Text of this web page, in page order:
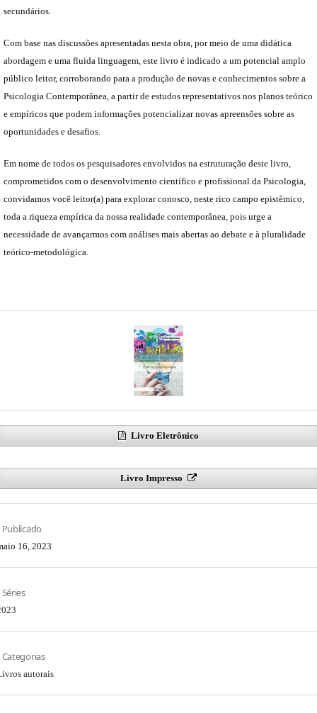
secundários.
Com base nas discussões apresentadas nesta obra, por meio de uma didática
abordagem e uma fluida linguagem, este livro é indicado a um potencial amplo
público leitor, corroborando para a produção de novas e conhecimentos sobre a
Psicologia Contemporânea, a partir de estudos representativos nos planos teórico
e empíricos que podem informações potencializar novas apreensões sobre as
oportunidades e desafios.
Em nome de todos os pesquisadores envolvidos na estruturação deste livro,
comprometidos com o desenvolvimento científico e profissional da Psicologia,
convidamos você leitor(a) para explorar conosco, neste rico campo epistêmico,
toda a riqueza empírica da nossa realidade contemporânea, pois urge a
necessidade de avançarmos com análises mais abertas ao debate e à pluralidade
teórico-metodológica.
Livro Eletrônico
Livro Impresso
Publicado
16, 2023
Séries
Categorias
autorais